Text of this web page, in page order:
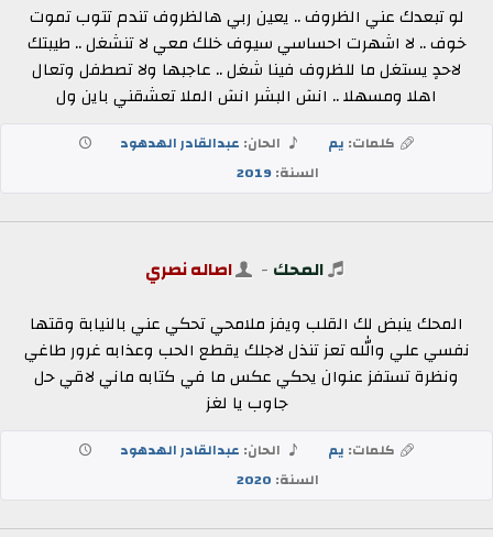
لو تبعدك عني الظروف .. يعين ربي هالظروف تندم تتوب تموت
خوف .. لا اشهرت احساسي سيوف خلك معي لا تنشغل .. طيبتك
لاحدٍ يستغل ما للظروف فينا شغل .. عاجبها ولا تصطفل وتعال
اهلا ومسهلا .. انسٓ البشر انسٓ الملا تعشقني باين ول
كلمات: يم الحان: عبدالقادر الهدهود
السنة:2019
المحك - اصاله نصري
المحك ينبض لك القلب ويفز ملامحي تحكي عني بالنيابة وقتها
نفسي علي والله تعز تنذل لاجلك يقطع الحب وعذابه غرور طاغي
ونظرة تستفز عنوان يحكي عكس ما في كتابه ماني لاقي حل
جاوب يا لغز
كلمات: يم الحان: عبدالقادر الهدهود
السنة: 2020